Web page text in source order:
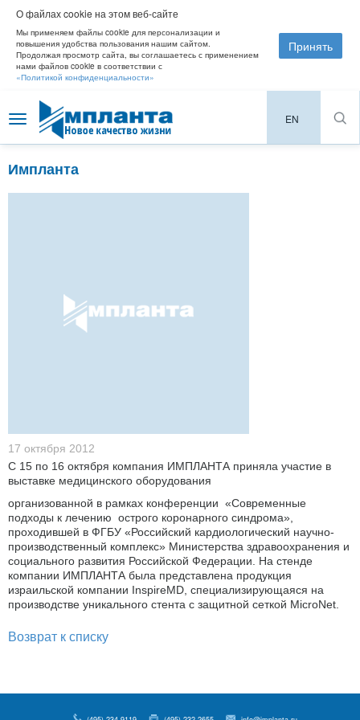
О файлах cookie на этом веб-сайте
Мы применяем файлы cookie для персонализации и
повышения удобства пользования нашим сайтом.
Продолжая просмотр сайта, вы соглашаетесь с применением
нами файлов cookie в соответствии с
«Политикой конфиденциальности»
Принять
Toggle
navigation
EN
Импланта
17 октября 2012
С 15 по 16 октября компания ИМПЛАНТА приняла участие в
выставке медицинского оборудования
организованной в рамках конференции «Современные
подходы к лечению острого коронарного синдрома»,
проходившей в ФГБУ «Российский кардиологический научно-
производственный комплекс» Министерства здравоохранения и
социального развития Российской Федерации. На стенде
компании ИМПЛАНТА была представлена продукция
израильской компании InspireMD, специализирующаяся на
производстве уникального стента с защитной сеткой MicroNet.
Возврат к списку